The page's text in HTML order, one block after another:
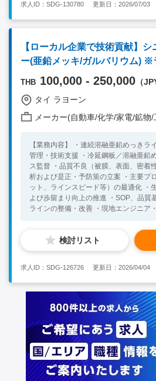
コルを確立する ・タイの労働法、環境
な遵守を確保する 【組織】 全体約70‐80名（日本人0名 , 中国人
8名） 【主要商品】 ・スクラロース（高甘味度甘味料） ・グリ
験 ・100名規模の工場でのGM・工場
上のタイ語または英語（通訳あり） 【歓迎要件】 ・タイまたは
求人ID：SDG-130780 更新日：2026/07/03
【ローカル企業で技術貢献】
ー(亜鉛メッキ/ガルバリウム) ※
レジュメ必須
THB 100,000 - 250,000 （
タイ ラヨーン
メーカー(自動車/化学/家電/鉱
【業務内容】 ・連続溶融亜鉛めっきラ
管理・技術支援 ・冷延鋼板／溶融亜鉛
ス監督 ・品質不良（被膜、表面、密着
析および是正・予防策の立案 ・主要プ
ット、ラインスピード等）の最適化 ・
よび歩留まり向上の推進 ・SOP、品質
ラインの整備・改善 ・現地エンジニア
日本人数：0名 (インド人1名) ・レポ
（英語可) ・部下数：複数名（生産ラ
キル・経験が合致すれば通訳サポート可 【必須要件】 ・連続溶
融亜鉛めっきライン（CGL）での実務
っき鋼板、ガルバリウム鋼板等の製造
品質改善・工程改善の実務経験 【歓迎要件】 ・大卒以上（工学
系/化学工学専攻) ・製鉄・表面処理業
者経験 ・技術/QCQAマネージャー経験
検討リスト
求人ID：SDG-126726 更新日：2026/04/04